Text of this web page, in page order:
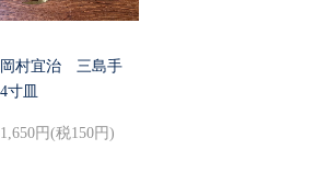
岡村宜治 三島手
4寸皿
1,650円(税150円)